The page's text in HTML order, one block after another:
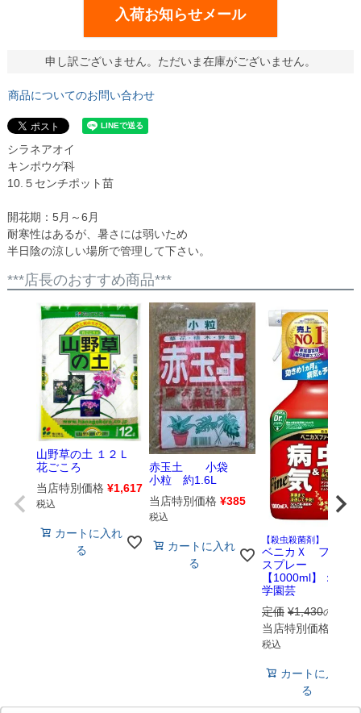
入荷お知らせメール
申し訳ございません。ただいま在庫がございません。
商品についてのお問い合わせ
シラネアオイ
キンポウゲ科
10.５センチポット苗
開花期：5月～6月
耐寒性はあるが、暑さには弱いため
半日陰の涼しい場所で管理して下さい。
***店長のおすすめ商品***
山野草の土 １２Ｌ
花ごころ
当店特別価格 ¥1,617
税込
カートに入れ
る
赤玉土 小袋
小粒 約1.6L
当店特別価格 ¥385
税込
カートに入れ
る
【殺虫殺菌剤】
ベニカＸ ファイ
スプレー
【1000ml】：住友
学園芸
定価 ¥1,430のところ
当店特別価格
税込
カートに入れ
る